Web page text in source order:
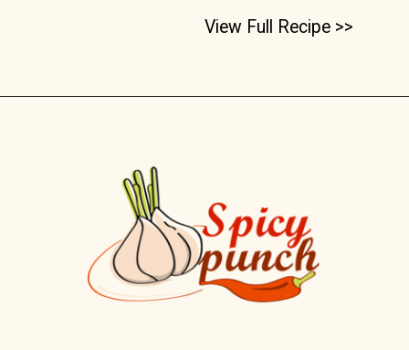
View Full Recipe >>